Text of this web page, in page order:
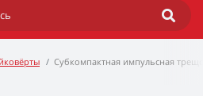
Субкомпактная импульсная